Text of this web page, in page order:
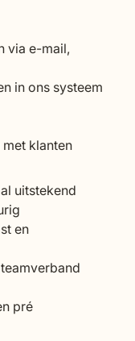
via e-mail,
in ons systeem
klanten
uitstekend
en
pré